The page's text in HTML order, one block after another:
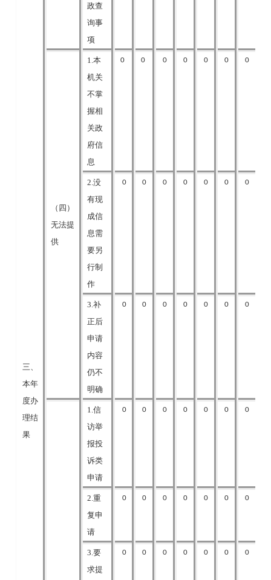
三、
本年
度办
理结
果
政查
询事
项
（四）
无法提
供
1.本
机关
不掌
握相
关政
府信
息
0 0 0 0 0 0 0
2.没
有现
成信
息需
要另
行制
作
0 0 0 0 0 0 0
3.补
正后
申请
内容
仍不
明确
0 0 0 0 0 0 0
1.信
访举
报投
诉类
申请
0 0 0 0 0 0 0
2.重
复申
请
0 0 0 0 0 0 0
3.要
求提
0 0 0 0 0 0 0